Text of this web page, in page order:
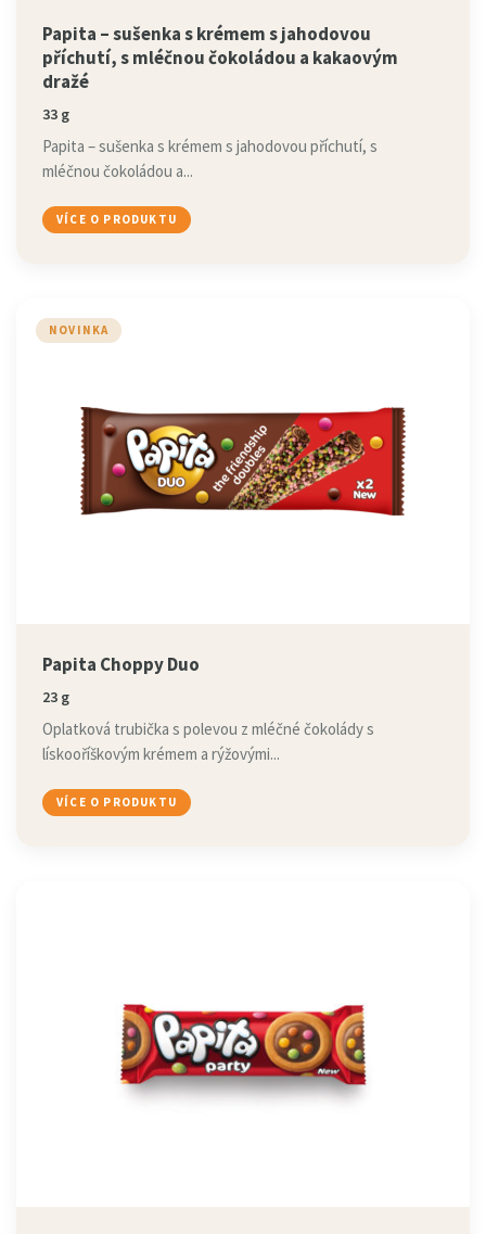
Papita – sušenka s krémem s jahodovou
příchutí, s mléčnou čokoládou a kakaovým
dražé
33 g
Papita – sušenka s krémem s jahodovou příchutí, s
mléčnou čokoládou a...
VÍCE O PRODUKTU
NOVINKA
Papita Choppy Duo
23 g
Oplatková trubička s polevou z mléčné čokolády s
lískooříškovým krémem a rýžovými...
VÍCE O PRODUKTU